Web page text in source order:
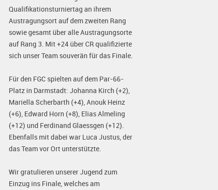
Qualifikationsturniertag an ihrem
Austragungsort auf dem zweiten Rang
sowie gesamt über alle Austragungsorte
auf Rang 3. Mit +24 über CR qualifizierte
sich unser Team souverän für das Finale.
Für den FGC spielten auf dem Par-66-
Platz in Darmstadt: Johanna Kirch (+2),
Mariella Scherbarth (+4), Anouk Heinz
(+6), Edward Horn (+8), Elias Almeling
(+12) und Ferdinand Glaessgen (+12).
Ebenfalls mit dabei war Luca Justus, der
das Team vor Ort unterstützte.
Wir gratulieren unserer Jugend zum
Einzug ins Finale, welches am